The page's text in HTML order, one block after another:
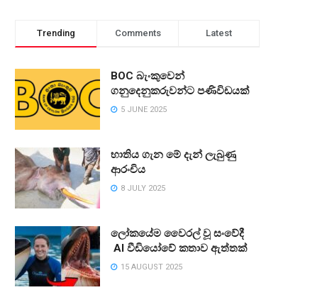
Trending Comments Latest
BOC බැංකුවෙන්
ගනුදෙනුකරුවන්ට පණිවිඩයක්
5 JUNE 2025
භාතිය ගැන මේ දැන් ලැබුණු
ආරංචිය
8 JULY 2025
ලෝකයේම වෛරල් වූ සංවේදී
AI වීඩියෝවේ කතාව ඇත්තක්
15 AUGUST 2025